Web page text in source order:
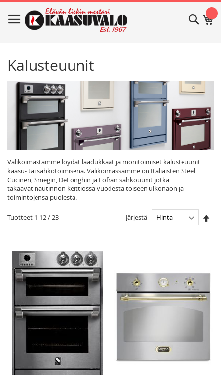
to
Content
Haku
Kalusteuunit
Valikoimastamme löydät laadukkaat ja monitoimiset kalusteuunit
kaasu- tai sähkötoimisena. Valikoimassamme on Italiaisten Steel
Cucinen, Smegin, DeLonghin ja Lofran sähköuunit jotka
takaavat nautinnon keittiössä vuodesta toiseen ulkonäön ja
toimintojensa puolesta.
Tuotteet 1-12/23 Järjestä